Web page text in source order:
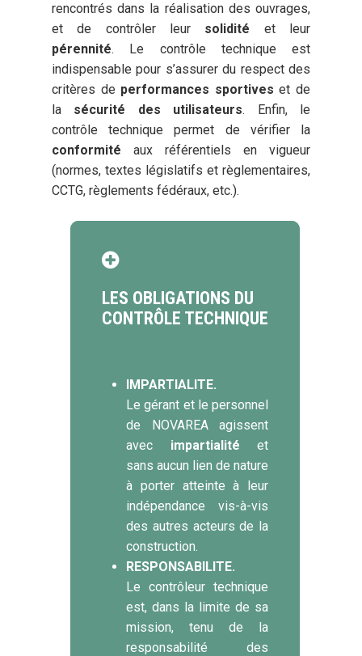
rencontrés dans la réalisation des ouvrages,
et de contrôler leur solidité et leur
pérennité. Le contrôle technique est
indispensable pour s’assurer du respect des
critères de performances sportives et de
la sécurité des utilisateurs. Enfin, le
contrôle technique permet de vérifier la
conformité aux référentiels en vigueur
(normes, textes législatifs et règlementaires,
CCTG, règlements fédéraux, etc.).
LES OBLIGATIONS DU
CONTRÔLE TECHNIQUE
IMPARTIALITE.
Le gérant et le personnel
de NOVAREA agissent
avec impartialité et
sans aucun lien de nature
à porter atteinte à leur
indépendance vis-à-vis
des autres acteurs de la
construction.
RESPONSABILITE.
Le contrôleur technique
est, dans la limite de sa
mission, tenu de la
responsabilité des